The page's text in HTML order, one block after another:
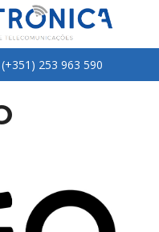
253 963 590